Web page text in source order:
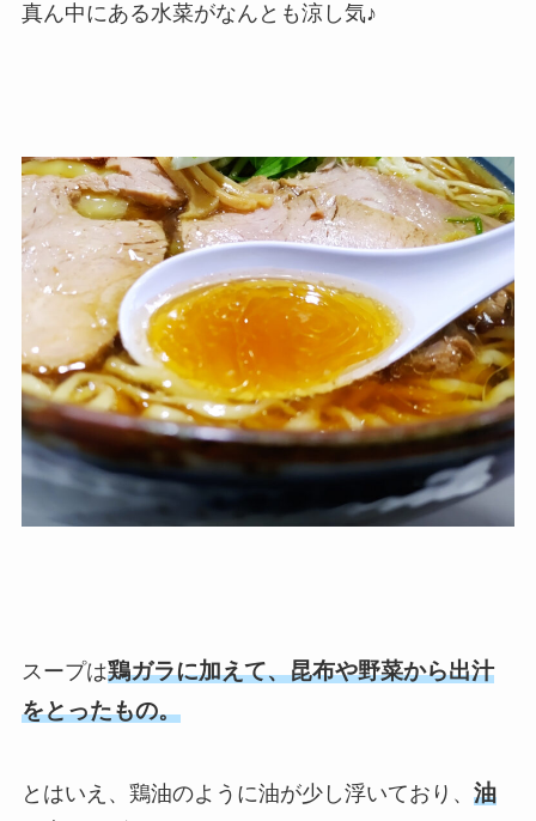
真ん中にある水菜がなんとも涼し気♪
スープは鶏ガラに加えて、昆布や野菜から出汁
をとったもの。
とはいえ、鶏油のように油が少し浮いており、 油